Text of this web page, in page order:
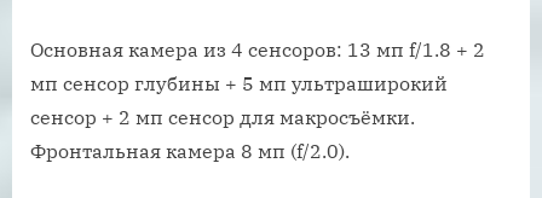
Основная камера из 4 сенсоров: 13 мп f/1.8 + 2
мп сенсор глубины + 5 мп ультраширокий
сенсор + 2 мп сенсор для макросъёмки.
Фронтальная камера 8 мп (f/2.0).